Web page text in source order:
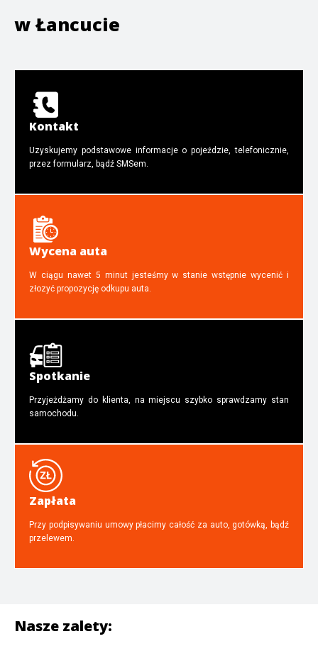
wŁancucie
Kontakt
Uzyskujemy podstawowe informacje o pojeździe, telefonicznie,
przez formularz, bądź SMSem.
Wycena auta
W ciągu nawet 5 minut jesteśmy w stanie wstępnie wycenić i
złozyć propozycję odkupu auta.
Spotkanie
Przyjeżdżamy do klienta, na miejscu szybko sprawdzamy stan
samochodu.
Zapłata
Przy podpisywaniu umowy płacimy całość za auto, gotówką, bądź
przelewem.
Nasze zalety: